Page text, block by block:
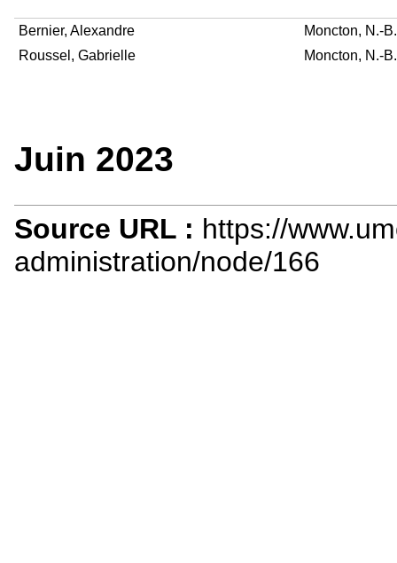
Bernier, Alexandre
Moncton, N.-B.
Roussel, Gabrielle
Moncton, N.-B.
Juin 2023
Source URL : https://
administration/node/166